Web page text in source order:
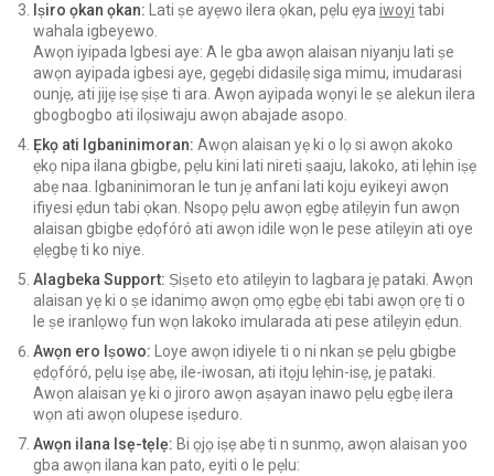
Iṣiro ọkan ọkan: Lati ṣe ayẹwo ilera ọkan, pẹlu ẹyaiwoyi tabi
wahala igbeyewo.
Awọn iyipada Igbesi aye: A le gba awọn alaisan niyanju lati ṣe
awọn ayipada igbesi aye, gẹgẹbi didasilẹ siga mimu, imudarasi
ounjẹ, ati jijẹ iṣẹ ṣiṣe ti ara. Awọn ayipada wọnyi le ṣe alekun ilera
gbogbogbo ati ilọsiwaju awọn abajade asopo.
Ẹkọ ati Igbaninimoran: Awọn alaisan yẹ ki o lọ si awọn akoko
ẹkọ nipa ilana gbigbe, pẹlu kini lati nireti ṣaaju, lakoko, ati lẹhin iṣẹ
abẹ naa. Igbaninimoran le tun jẹ anfani lati koju eyikeyi awọn
ifiyesi ẹdun tabi ọkan. Nsopọ pẹlu awọn ẹgbẹ atilẹyin fun awọn
alaisan gbigbe ẹdọfóró ati awọn idile wọn le pese atilẹyin ati oye
ẹlẹgbẹ ti ko niye.
Alagbeka Support: Ṣiṣeto eto atilẹyin to lagbara jẹ pataki. Awọn
alaisan yẹ ki o ṣe idanimọ awọn ọmọ ẹgbẹ ẹbi tabi awọn ọrẹ ti o
le ṣe iranlọwọ fun wọn lakoko imularada ati pese atilẹyin ẹdun.
Awọn ero Iṣowo: Loye awọn idiyele ti o ni nkan ṣe pẹlu gbigbe
ẹdọfóró, pẹlu iṣẹ abẹ, ile-iwosan, ati itọju lẹhin-isẹ, jẹ pataki.
Awọn alaisan yẹ ki o jiroro awọn aṣayan inawo pẹlu ẹgbẹ ilera
wọn ati awọn olupese iṣeduro.
Awọn ilana Isẹ-tẹlẹ: Bi ọjọ iṣẹ abẹ ti n sunmọ, awọn alaisan yoo
gba awọn ilana kan pato, eyiti o le pẹlu: